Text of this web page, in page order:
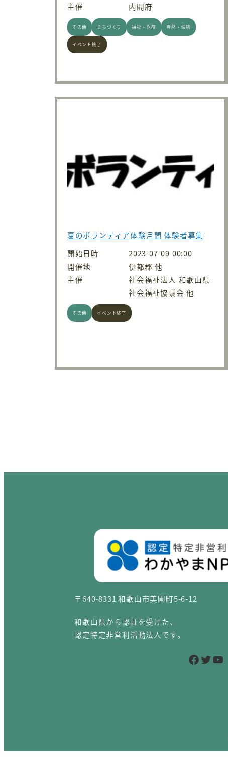
主催
内閣府
その他 まちづくり 福祉・医療 自然・環境
イベント終了
夏のボランティア体験月間 体験者募集
開始日時
2023-07-09 00:00
開催地
伊都郡 他
主催
社会福祉法人 和歌山県
社会福祉協議会 他
その他 イベント終了
〒640-8331 和歌山市美園町5-6-12
和歌山県から認証を受けた、
認定特定非営利活動法人です。
Facebook Twitter YouTube